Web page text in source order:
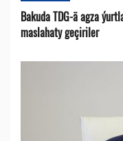
Bakuda TDG-ä agza
maslahaty geçiriler